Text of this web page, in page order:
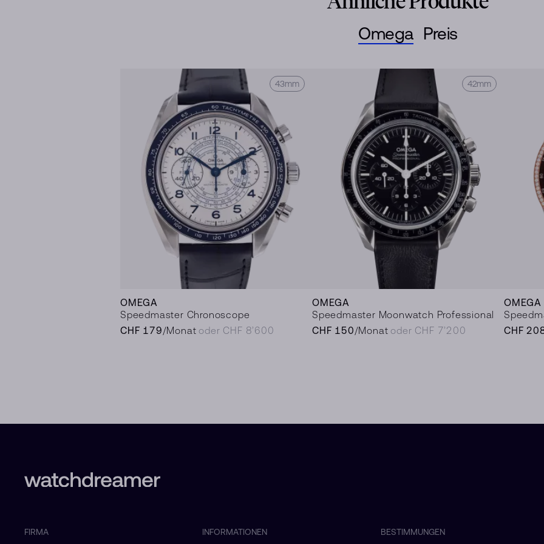
Omega
43mm
OMEGA
Speedmaster Chronoscope
CHF 179/Monat oder CHF 8’600
42mm
OMEGA
Speedmaster Moonwatch Professional
CHF 150/Monat oder CHF 7’200
OMEGA
CHF
Preis
FIRMA INFORMATIONEN BESTIMMUNGEN